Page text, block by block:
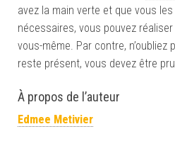
avez la main verte et que vous
nécessaires, vous pouvez
vous-même. Par contre, n’oubliez
reste présent, vous devez être
À propos de l’auteur
Edmee Metivier